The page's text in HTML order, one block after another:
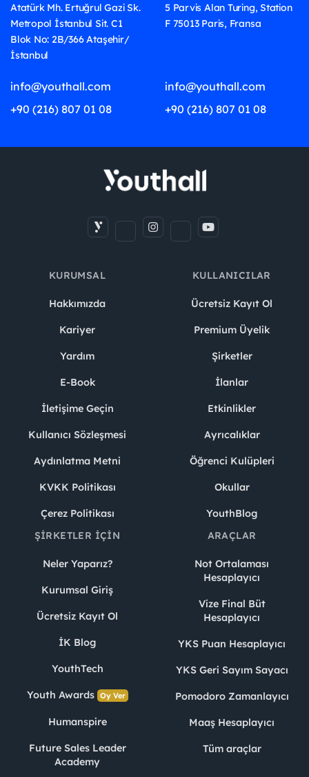
Atatürk Mh. Ertuğrul Gazi Sk.
Metropol İstanbul Sit. C1
Blok No: 2B/366 Ataşehir/
İstanbul
5 Parvis Alan Turing, Station
F 75013 Paris, Fransa
info@youthall.com
info@youthall.com
+90 (216) 807 01 08
+90 (216) 807 01 08
KURUMSAL
Hakkımızda
Kariyer
Yardım
E-Book
İletişime Geçin
Kullanıcı Sözleşmesi
Aydınlatma Metni
KVKK Politikası
Çerez Politikası
KULLANICILAR
Ücretsiz Kayıt Ol
Premium Üyelik
Şirketler
İlanlar
Etkinlikler
Ayrıcalıklar
Öğrenci Kulüpleri
Okullar
YouthBlog
ŞIRKETLER İÇIN
Neler Yaparız?
Kurumsal Giriş
Ücretsiz Kayıt Ol
İK Blog
YouthTech
Youth Awards Oy Ver
Humanspire
Future Sales Leader
Academy
ARAÇLAR
Not Ortalaması
Hesaplayıcı
Vize Final Büt
Hesaplayıcı
YKS Puan Hesaplayıcı
YKS Geri Sayım Sayacı
Pomodoro Zamanlayıcı
Maaş Hesaplayıcı
Tüm araçlar